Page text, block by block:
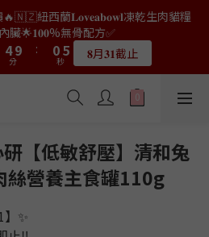
滿$𝟑𝟔𝟖即減$𝟐𝟖🥳結帳時輸入優惠碼
】即可！部分產品不適用
6
5
4
3
9
8
3
2
1
0
分
2
1
0
7
6
5
4
3
2
秒 限量20個
3
2
1
0
2
1
0
7
6
5
3
2
1
🔥🇳🇿紐西蘭𝐋𝐨𝐯𝐞𝐚𝐛𝐨𝐰𝐥凍乾生肉貓糧
臟🌟𝟏𝟎𝟎%無骨配方✅
6
5
4
3
9
8
3
2
1
0
分
:
2
1
0
7
6
5
4
2
0
秒 𝟖月𝟑𝟏截止
滿$𝟑𝟔𝟖即減$𝟐𝟖🥳結帳時輸入優惠碼
】即可！部分產品不適用
9
8
7
3
2
1
8
7
6
4
3
6
5
4
3
9
8
7
6
4
3
2
【低敏舒壓】清和兔
絲營養主食罐110g
✨